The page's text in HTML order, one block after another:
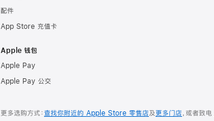
配件
App Store 充值卡
Apple 钱包
Apple Pay
Apple Pay 公交
更多选购方式：查找你附近的 Apple Store 零售店及更多门店， 或者致电